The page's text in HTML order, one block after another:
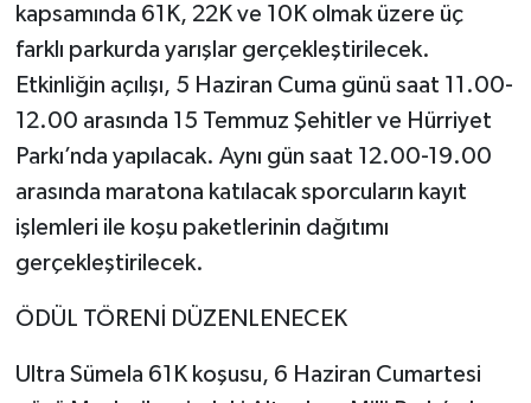
kapsamında 61K, 22K ve 10K olmak üzere üç
farklı parkurda yarışlar gerçekleştirilecek.
Etkinliğin açılışı, 5 Haziran Cuma günü saat 11.00-
12.00 arasında 15 Temmuz Şehitler ve Hürriyet
Parkı’nda yapılacak. Aynı gün saat 12.00-19.00
arasında maratona katılacak sporcuların kayıt
işlemleri ile koşu paketlerinin dağıtımı
gerçekleştirilecek.
ÖDÜL TÖRENİ DÜZENLENECEK
Ultra Sümela 61K koşusu, 6 Haziran Cumartesi